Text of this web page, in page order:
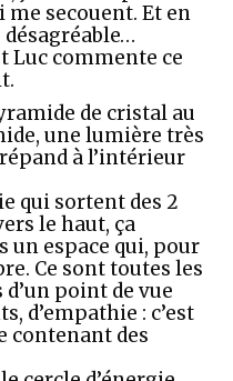
secouent. Et en
désagréable…
Luc commente ce
de cristal au
une lumière très
à l’intérieur
qui sortent des 2
le haut, ça
un espace qui, pour
Ce sont toutes les
point de vue
d’empathie : c’est
contenant des